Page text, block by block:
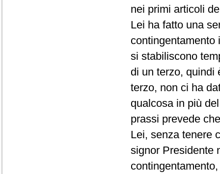
nei primi articoli
Lei ha fatto una
contingentamento
si stabiliscono
di un terzo, quindi
terzo, non ci ha
qualcosa in più
prassi prevede
Lei, senza tenere
signor Presidente